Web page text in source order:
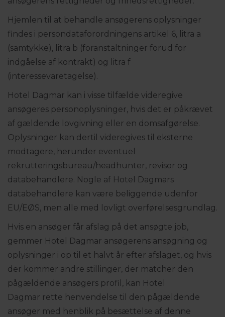
Hjemlen til at behandle ansøgerens oplysninger
findes i persondataforordningens artikel 6, litra a
(samtykke), litra b (foranstaltninger forud for
indgåelse af kontrakt) og litra f
(interessevaretagelse).
Hotel Dagmar kan i visse tilfælde videregive
ansøgeres personoplysninger, hvis det er påkrævet
af gældende lovgivning eller en domsafgørelse.
Oplysninger kan dertil videregives til eksterne
modtagere, herunder eventuel
rekrutteringsbureau/headhunter, revisor og
databehandlere. Nogle af Hotel Dagmars
databehandlere kan være beliggende udenfor
EU/EØS, men alle med lovligt overførelsesgrundlag.
Hvis en ansøger får afslag på det ansøgte job,
gemmer Hotel Dagmar ansøgerens ansøgning og
oplysninger i op til et halvt år efter afslaget, og hvis
der kommer andre stillinger, der matcher den
pågældende ansøgers profil, kan Hotel
Dagmar rette henvendelse til den pågældende
ansøger med henblik på besættelse af denne